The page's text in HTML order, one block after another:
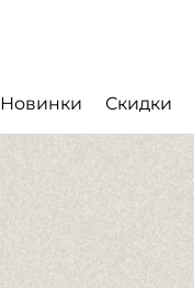
Новинки Скидки